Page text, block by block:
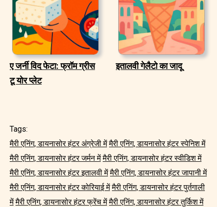
ए जर्नी विद फेटा: फ्रॉम ग्रीस
टू योर प्लेट
इतालवी गेलैटो का जादू
Tags:
मैरी एनिंग, डायनासोर हंटर अंग्रेजी में मैरी एनिंग, डायनासोर हंटर स्पेनिश में
मैरी एनिंग, डायनासोर हंटर जर्मन में मैरी एनिंग, डायनासोर हंटर स्वीडिश में
मैरी एनिंग, डायनासोर हंटर इतालवी में मैरी एनिंग, डायनासोर हंटर जापानी में
मैरी एनिंग, डायनासोर हंटर कोरियाई में मैरी एनिंग, डायनासोर हंटर पुर्तगाली
में मैरी एनिंग, डायनासोर हंटर फ्रेंच में मैरी एनिंग, डायनासोर हंटर तुर्किश में